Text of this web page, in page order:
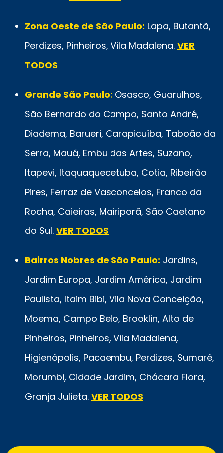
Zona Oeste de São Paulo: Lapa, Butantã,
Perdizes, Pinheiros, Vila Madalena. VER
TODOS
Grande São Paulo: Osasco, Guarulhos,
São Bernardo do Campo, Santo André,
Diadema, Barueri, Carapicuíba, Taboão da
Serra, Mauá, Embu das Artes, Suzano,
Itapevi, Itaquaquecetuba, Cotia, Ribeirão
Pires, Ferraz de Vasconcelos, Franco da
Rocha, Caieiras, Mairiporã, São Caetano
do Sul. VER TODOS
Bairros Nobres de São Paulo: Jardins,
Jardim Europa, Jardim América, Jardim
Paulista, Itaim Bibi, Vila Nova Conceição,
Moema, Campo Belo, Brooklin, Alto de
Pinheiros, Pinheiros, Vila Madalena,
Higienópolis, Pacaembu, Perdizes, Sumaré,
Morumbi, Cidade Jardim, Chácara Flora,
Granja Julieta. VER TODOS